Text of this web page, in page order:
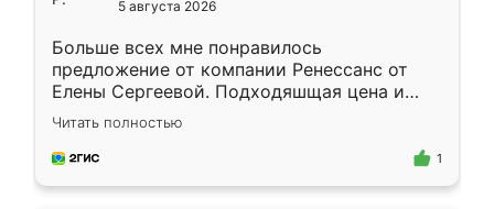
5 августа 2026
Больше всех мне понравилось
предложение от компании Ренессанс от
Елены Сергеевой. Подходяшщая цена и
короткие сроки изготовления. Приехавший
для замера сотрудник Владислав
предложил по моему эскизу самый
Читать полностью
1